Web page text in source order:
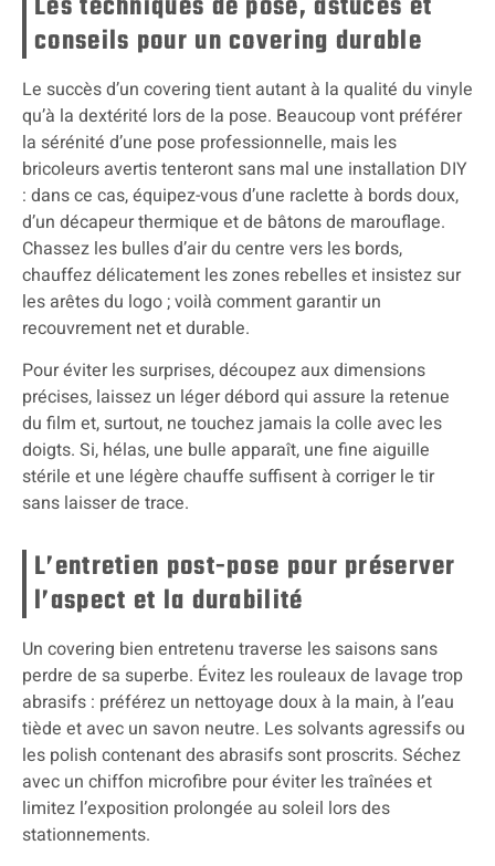
conseils pour un covering durable
Le succès d’un covering tient autant à la qualité du vinyle
qu’à la dextérité lors de la pose. Beaucoup vont préférer
la sérénité d’une pose professionnelle, mais les
bricoleurs avertis tenteront sans mal une installation DIY
: dans ce cas, équipez-vous d’une raclette à bords doux,
d’un décapeur thermique et de bâtons de marouflage.
Chassez les bulles d’air du centre vers les bords,
chauffez délicatement les zones rebelles et insistez sur
les arêtes du logo ; voilà comment garantir un
recouvrement net et durable.
Pour éviter les surprises, découpez aux dimensions
précises, laissez un léger débord qui assure la retenue
du film et, surtout, ne touchez jamais la colle avec les
doigts. Si, hélas, une bulle apparaît, une fine aiguille
stérile et une légère chauffe suffisent à corriger le tir
sans laisser de trace.
L’entretien post-pose pour préserver
l’aspect et la durabilité
Un covering bien entretenu traverse les saisons sans
perdre de sa superbe. Évitez les rouleaux de lavage trop
abrasifs : préférez un nettoyage doux à la main, à l’eau
tiède et avec un savon neutre. Les solvants agressifs ou
les polish contenant des abrasifs sont proscrits. Séchez
avec un chiffon microfibre pour éviter les traînées et
limitez l’exposition prolongée au soleil lors des
stationnements.